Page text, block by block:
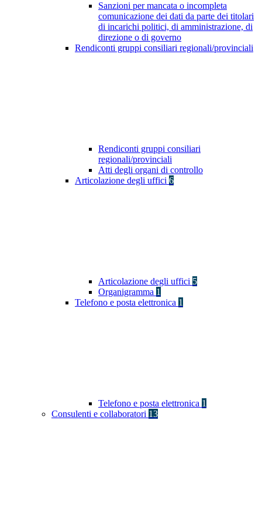
Sanzioni per mancata o incompleta
comunicazione dei dati da parte dei titolari
di incarichi politici, di amministrazione, di
direzione o di governo
Rendiconti gruppi consiliari regionali/provinciali
Rendiconti gruppi consiliari
regionali/provinciali
Atti degli organi di controllo
Articolazione degli uffici 6
Articolazione degli uffici 5
Organigramma 1
Telefono e posta elettronica 1
Telefono e posta elettronica 1
Consulenti e collaboratori 13